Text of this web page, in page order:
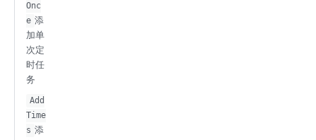
Onc
e 添
加单
次定
时任
务
Add
Time
s 添